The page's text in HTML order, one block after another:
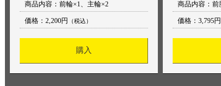
商品内容：前輪×1、主輪×2
価格： 2,200円 （税込）
購入
商品内容：前
価格： 3,795円